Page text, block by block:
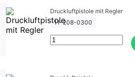
Druckluftpistole mit Regler
11-208-0300